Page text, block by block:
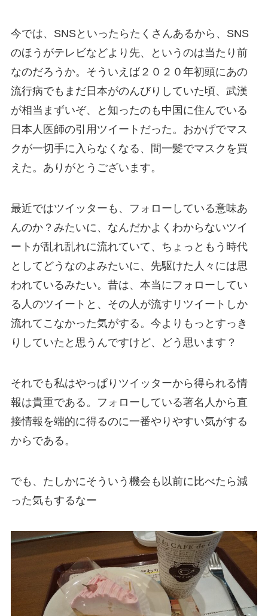
今では、SNSといったらたくさんあるから、SNS
のほうがテレビなどより先、というのは当たり前
なのだろうか。そういえば２０２０年初頭にあの
流行病でもまだ日本がのんびりしていた頃、武漢
が相当まずいぞ、と知ったのも中国に住んでいる
日本人医師の引用ツイートだった。おかげでマス
クが一切手に入らなくなる、間一髪でマスクを買
えた。ありがとうございます。
最近ではツイッターも、フォローしている意味あ
んのか？みたいに、なんだかよくわからないツイ
ートが乱れ乱れに流れていて、ちょっともう時代
としてどうなのよみたいに、先駆けた人々には思
われているみたい。昔は、本当にフォローしてい
る人のツイートと、その人が流すリツイートしか
流れてこなかった気がする。今よりもっとすっき
りしていたと思うんですけど、どう思います？
それでも私はやっぱりツイッターから得られる情
報は貴重である。フォローしている著名人から直
接情報を端的に得るのに一番やりやすい気がする
からである。
でも、たしかにそういう機会も以前に比べたら減
った気もするなー